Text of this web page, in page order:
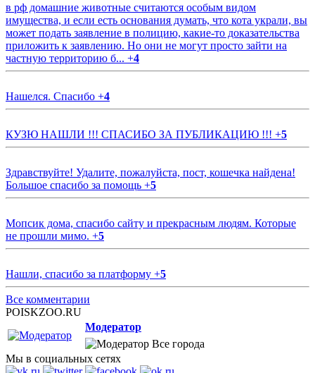
в рф домашние животные считаются особым видом
имущества, и если есть основания думать, что кота украли, вы
может подать заявление в полицию, какие-то доказательства
приложить к заявлению. Но они не могут просто зайти на
частную территорию б... +4
Нашелся. Спасибо +4
КУЗЮ НАШЛИ !!! СПАСИБО ЗА ПУБЛИКАЦИЮ !!! +5
Здравствуйте! Удалите, пожалуйста, пост, кошечка найдена!
Большое спасибо за помощь +5
Мопсик дома, спасибо сайту и прекрасным людям. Которые
не прошли мимо. +5
Нашли, спасибо за платформу +5
Все комментарии
POISKZOO.RU
Модератор
Все города
Мы в социальных сетях